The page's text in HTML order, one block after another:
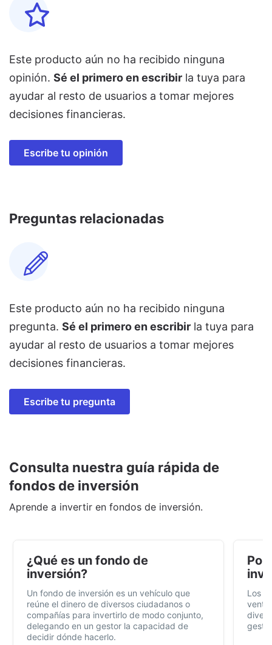
Este producto aún no ha recibido ninguna
opinión. Sé el primero en escribir la tuya para
ayudar al resto de usuarios a tomar mejores
decisiones financieras.
Escribe tu opinión
Preguntas relacionadas
Este producto aún no ha recibido ninguna
pregunta. Sé el primero en escribir la tuya para
ayudar al resto de usuarios a tomar mejores
decisiones financieras.
Escribe tu pregunta
Consulta nuestra guía rápida de
fondos de inversión
Aprende a invertir en fondos de inversión.
¿Qué es un fondo de
inversión?
Un fondo de inversión es un vehículo que
reúne el dinero de diversos ciudadanos o
compañías para invertirlo de modo conjunto,
delegando en un gestor la capacidad de
decidir dónde hacerlo.
Por
Los